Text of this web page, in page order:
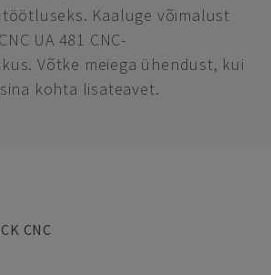
Kaaluge võimalust
UA 481 CNC-
Võtke meiega ühendust, kui
kohta lisateavet.
CNC